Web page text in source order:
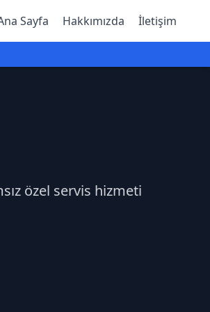
Sayfa Hakkımızda İletişim
özel servis hizmeti